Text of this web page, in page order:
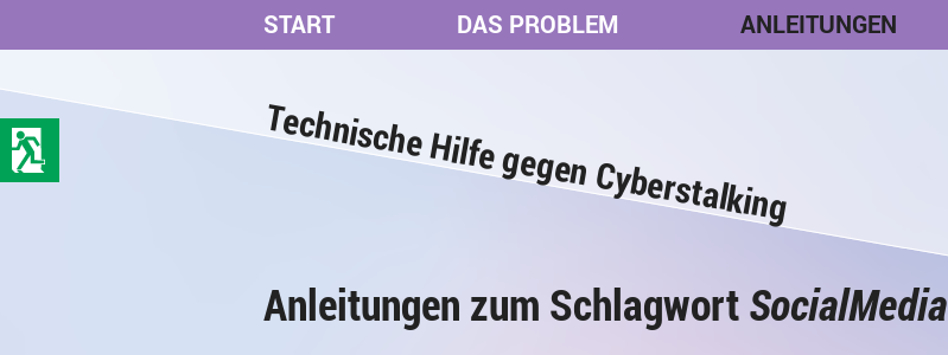
zum
der
Seite
Technische Hilfe gegen Cyberstalking
START DAS PROBLEM ANLEITUNGEN
Anleitungen zum SchlagwortSocialMedia